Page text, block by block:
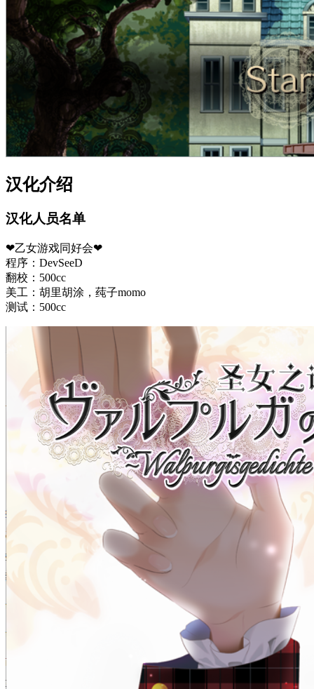
汉化介绍
汉化人员名单
❤乙女游戏同好会❤
程序：DevSeeD
翻校：500cc
美工：胡里胡涂，莼子momo
测试：500cc